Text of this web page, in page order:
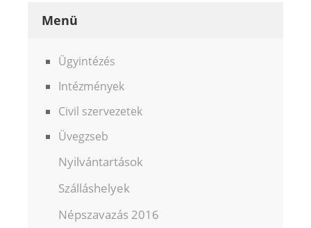
Menü
Ügyintézés
Intézmények
Civil szervezetek
Üvegzseb
Nyilvántartások
Szálláshelyek
Népszavazás 2016